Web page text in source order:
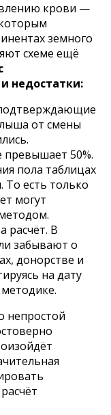
крови —
земного
схеме ещё
недостатки:
от смены
превышает 50%.
пола таблицах
То есть только
могут
расчёт. В
забывают о
донорстве и
на дату
непростой